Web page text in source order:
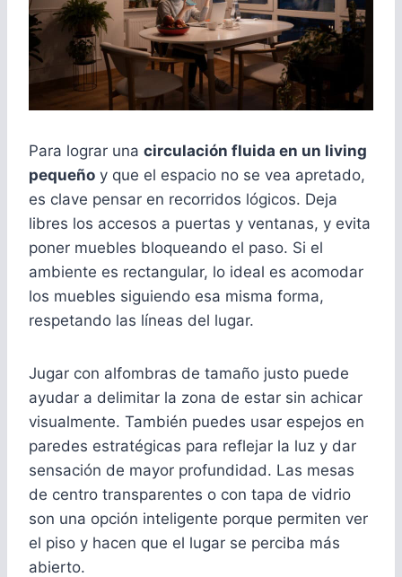
Para lograr una circulación fluida en un living
pequeño y que el espacio no se vea apretado,
es clave pensar en recorridos lógicos. Deja
libres los accesos a puertas y ventanas, y evita
poner muebles bloqueando el paso. Si el
ambiente es rectangular, lo ideal es acomodar
los muebles siguiendo esa misma forma,
respetando las líneas del lugar.
Jugar con alfombras de tamaño justo puede
ayudar a delimitar la zona de estar sin achicar
visualmente. También puedes usar espejos en
paredes estratégicas para reflejar la luz y dar
sensación de mayor profundidad. Las mesas
de centro transparentes o con tapa de vidrio
son una opción inteligente porque permiten ver
el piso y hacen que el lugar se perciba más
abierto.